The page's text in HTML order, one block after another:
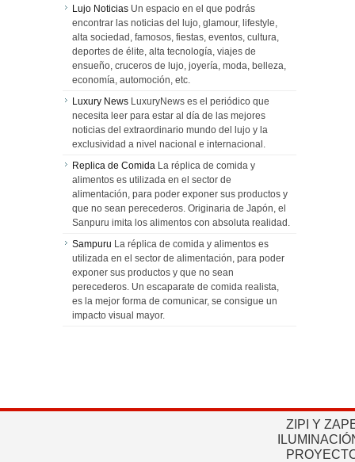
Lujo Noticias Un espacio en el que podrás
encontrar las noticias del lujo, glamour, lifestyle,
alta sociedad, famosos, fiestas, eventos, cultura,
deportes de élite, alta tecnología, viajes de
ensueño, cruceros de lujo, joyería, moda, belleza,
economía, automoción, etc.
Luxury News LuxuryNews es el periódico que
necesita leer para estar al día de las mejores
noticias del extraordinario mundo del lujo y la
exclusividad a nivel nacional e internacional.
Replica de Comida La réplica de comida y
alimentos es utilizada en el sector de
alimentación, para poder exponer sus productos y
que no sean perecederos. Originaria de Japón, el
Sanpuru imita los alimentos con absoluta realidad.
Sampuru La réplica de comida y alimentos es
utilizada en el sector de alimentación, para poder
exponer sus productos y que no sean
perecederos. Un escaparate de comida realista,
es la mejor forma de comunicar, se consigue un
impacto visual mayor.
ZIPI Y